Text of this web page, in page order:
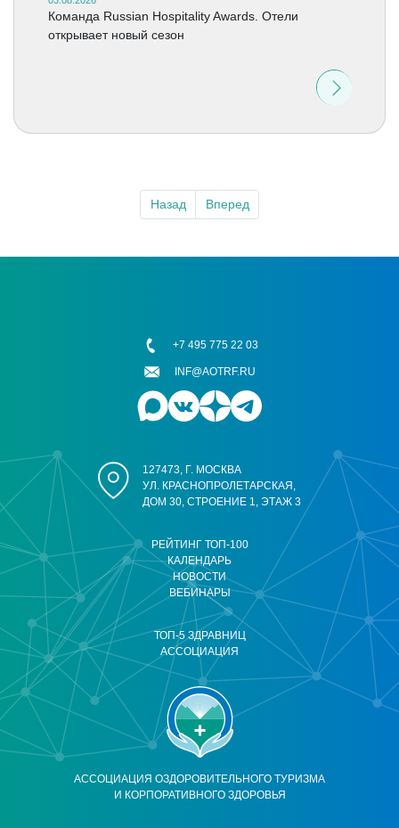
Команда Russian Hospitality Awards. Отели
открывает новый сезон
Назад Вперед
АССОЦИАЦИЯ ОЗДОРОВИТЕЛЬНОГО ТУРИЗМА
И КОРПОРАТИВНОГО ЗДОРОВЬЯ
РЕЙТИНГ ТОП-100
КАЛЕНДАРЬ
НОВОСТИ
ВЕБИНАРЫ
ТОП-5 ЗДРАВНИЦ
АССОЦИАЦИЯ
127473, Г. МОСКВА
УЛ. КРАСНОПРОЛЕТАРСКАЯ,
ДОМ 30, СТРОЕНИЕ 1, ЭТАЖ 3
+7 495 775 22 03
INF@AOTRF.RU